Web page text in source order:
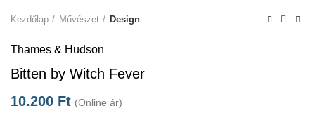
Kezdőlap Művészet Design
Thames & Hudson
Bitten by Witch Fever
10.200 Ft (Online ár)